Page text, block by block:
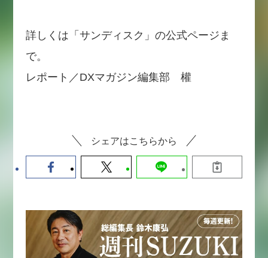
詳しくは「サンディスク」の公式ページま
で。
レポート／DXマガジン編集部 權
シェアはこちらから